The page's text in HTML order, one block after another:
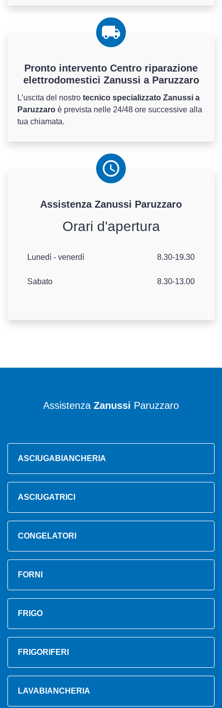
Pronto intervento Centro riparazione
elettrodomestici Zanussi a Paruzzaro
L’uscita del nostro tecnico specializzato Zanussi a
Paruzzaro è prevista nelle 24/48 ore successive alla
tua chiamata.
Assistenza Zanussi Paruzzaro
Orari d'apertura
Lunedì - venerdì 8.30-19.30
Sabato 8.30-13.00
Assistenza Zanussi Paruzzaro
ASCIUGABIANCHERIA
ASCIUGATRICI
CONGELATORI
FORNI
FRIGO
FRIGORIFERI
LAVABIANCHERIA